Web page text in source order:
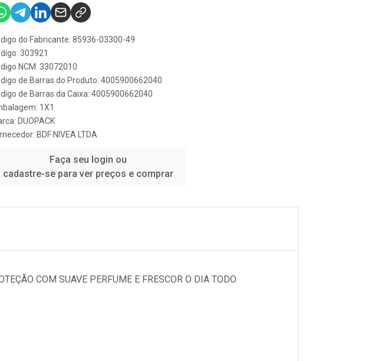
do Fabricante: 85936-03300-49
303921
NCM: 33072010
de Barras do Produto: 4005900662040
de Barras da Caixa: 4005900662040
1X1
DUOPACK
BDF NIVEA LTDA
Faça seu login ou
cadastre-se para ver preços e comprar
COM SUAVE PERFUME E FRESCOR O DIA TODO.